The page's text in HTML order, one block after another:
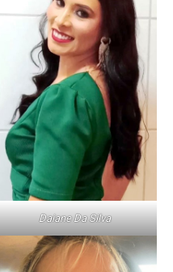
Daiane Da Silva